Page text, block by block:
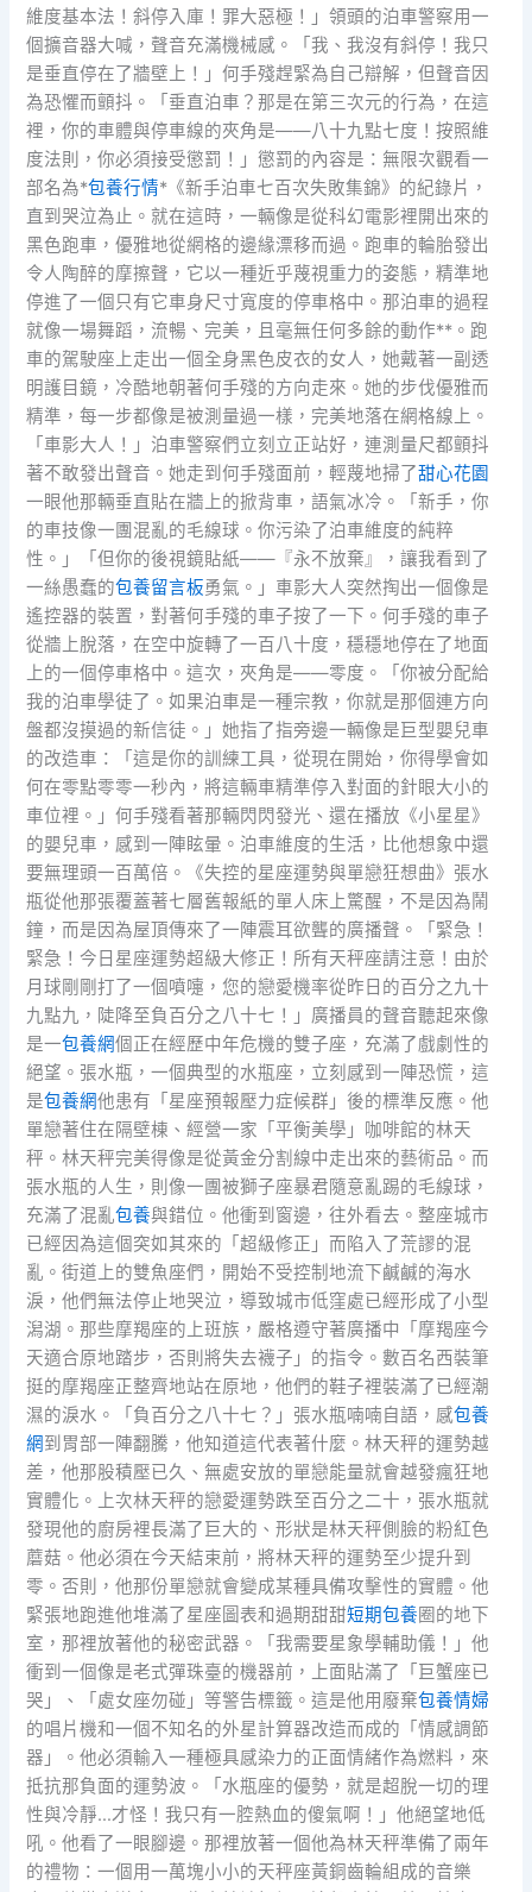
維度基本法！斜停入庫！罪大惡極！」領頭的泊車警察用一
個擴音器大喊，聲音充滿機械感。「我、我沒有斜停！我只
是垂直停在了牆壁上！」何手殘趕緊為自己辯解，但聲音因
為恐懼而顫抖。「垂直泊車？那是在第三次元的行為，在這
裡，你的車體與停車線的夾角是——八十九點七度！按照維
度法則，你必須接受懲罰！」懲罰的內容是：無限次觀看一
部名為*包養行情*《新手泊車七百次失敗集錦》的紀錄片，
直到哭泣為止。就在這時，一輛像是從科幻電影裡開出來的
黑色跑車，優雅地從網格的邊緣漂移而過。跑車的輪胎發出
令人陶醉的摩擦聲，它以一種近乎蔑視重力的姿態，精準地
停進了一個只有它車身尺寸寬度的停車格中。那泊車的過程
就像一場舞蹈，流暢、完美，且毫無任何多餘的動作**。跑
車的駕駛座上走出一個全身黑色皮衣的女人，她戴著一副透
明護目鏡，冷酷地朝著何手殘的方向走來。她的步伐優雅而
精準，每一步都像是被測量過一樣，完美地落在網格線上。
「車影大人！」泊車警察們立刻立正站好，連測量尺都顫抖
著不敢發出聲音。她走到何手殘面前，輕蔑地掃了甜心花園
一眼他那輛垂直貼在牆上的掀背車，語氣冰冷。「新手，你
的車技像一團混亂的毛線球。你污染了泊車維度的純粹
性。」「但你的後視鏡貼紙——『永不放棄』，讓我看到了
一絲愚蠢的包養留言板勇氣。」車影大人突然掏出一個像是
遙控器的裝置，對著何手殘的車子按了一下。何手殘的車子
從牆上脫落，在空中旋轉了一百八十度，穩穩地停在了地面
上的一個停車格中。這次，夾角是——零度。「你被分配給
我的泊車學徒了。如果泊車是一種宗教，你就是那個連方向
盤都沒摸過的新信徒。」她指了指旁邊一輛像是巨型嬰兒車
的改造車：「這是你的訓練工具，從現在開始，你得學會如
何在零點零零一秒內，將這輛車精準停入對面的針眼大小的
車位裡。」何手殘看著那輛閃閃發光、還在播放《小星星》
的嬰兒車，感到一陣眩暈。泊車維度的生活，比他想象中還
要無理頭一百萬倍。《失控的星座運勢與單戀狂想曲》張水
瓶從他那張覆蓋著七層舊報紙的單人床上驚醒，不是因為鬧
鐘，而是因為屋頂傳來了一陣震耳欲聾的廣播聲。「緊急！
緊急！今日星座運勢超級大修正！所有天秤座請注意！由於
月球剛剛打了一個噴嚏，您的戀愛機率從昨日的百分之九十
九點九，陡降至負百分之八十七！」廣播員的聲音聽起來像
是一包養網個正在經歷中年危機的雙子座，充滿了戲劇性的
絕望。張水瓶，一個典型的水瓶座，立刻感到一陣恐慌，這
是包養網他患有「星座預報壓力症候群」後的標準反應。他
單戀著住在隔壁棟、經營一家「平衡美學」咖啡館的林天
秤。林天秤完美得像是從黃金分割線中走出來的藝術品。而
張水瓶的人生，則像一團被獅子座暴君隨意亂踢的毛線球，
充滿了混亂包養與錯位。他衝到窗邊，往外看去。整座城市
已經因為這個突如其來的「超級修正」而陷入了荒謬的混
亂。街道上的雙魚座們，開始不受控制地流下鹹鹹的海水
淚，他們無法停止地哭泣，導致城市低窪處已經形成了小型
潟湖。那些摩羯座的上班族，嚴格遵守著廣播中「摩羯座今
天適合原地踏步，否則將失去襪子」的指令。數百名西裝筆
挺的摩羯座正整齊地站在原地，他們的鞋子裡裝滿了已經潮
濕的淚水。「負百分之八十七？」張水瓶喃喃自語，感包養
網到胃部一陣翻騰，他知道這代表著什麼。林天秤的運勢越
差，他那股積壓已久、無處安放的單戀能量就會越發瘋狂地
實體化。上次林天秤的戀愛運勢跌至百分之二十，張水瓶就
發現他的廚房裡長滿了巨大的、形狀是林天秤側臉的粉紅色
蘑菇。他必須在今天結束前，將林天秤的運勢至少提升到
零。否則，他那份單戀就會變成某種具備攻擊性的實體。他
緊張地跑進他堆滿了星座圖表和過期甜甜短期包養圈的地下
室，那裡放著他的秘密武器。「我需要星象學輔助儀！」他
衝到一個像是老式彈珠臺的機器前，上面貼滿了「巨蟹座已
哭」、「處女座勿碰」等警告標籤。這是他用廢棄包養情婦
的唱片機和一個不知名的外星計算器改造而成的「情感調節
器」。他必須輸入一種極具感染力的正面情緒作為燃料，來
抵抗那負面的運勢波。「水瓶座的優勢，就是超脫一切的理
性與冷靜…才怪！我只有一腔熱血的傻氣啊！」他絕望地低
吼。他看了一眼腳邊。那裡放著一個他為林天秤準備了兩年
的禮物：一個用一萬塊小小的天秤座黃銅齒輪組成的音樂